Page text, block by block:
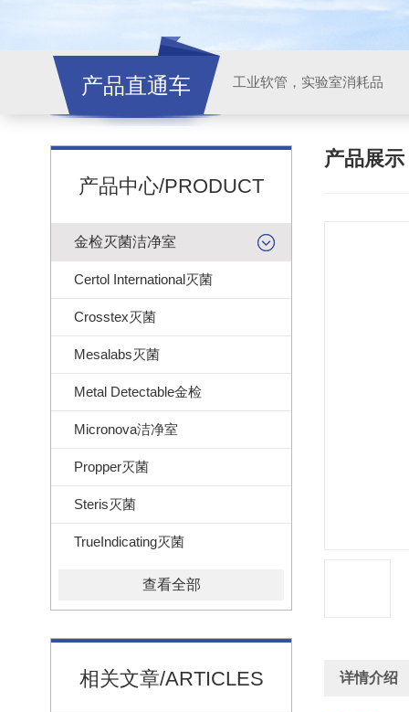
产品直通车 工业软管，实验室消耗品
产品中心/PRODUCT
金检灭菌洁净室
Certol International灭菌
Crosstex灭菌
Mesalabs灭菌
Metal Detectable金检
Micronova洁净室
Propper灭菌
Steris灭菌
TrueIndicating灭菌
查看全部
相关文章/ARTICLES
产品展示
详情介绍